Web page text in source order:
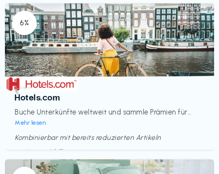
6%
Reisen
Hotels.com
Buche Unterkünfte weltweit und sammle Prämien für...
Mehr lesen
€‎
Kombinierbar mit bereits reduzierten Artikeln
Endet in
<60 Tagen